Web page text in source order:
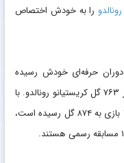
را به خودش اختصاص
پنالتی در دوران حرفه‌ای خودش رسیده
است، بیشترین تعداد در تاریخ فوتبال و بالاتر از ۷۶۳ گل کریستیانو رونالدو. با
این حساب آمار کل دوران حرفه‌ای مسی در ۱۱۱۴ بازی به ۸۷۴ گل رسیده است،